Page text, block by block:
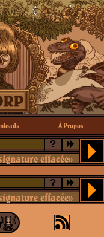
À Propos
?
effacée»
?
effacée»